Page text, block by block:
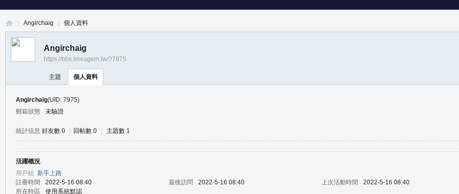
Angirchaig 個人資料
Angirchaig
https://bbs.lineagem.tw/?7975
主題 個人資料
Angirchaig(UID: 7975)
郵箱狀態
未驗證
統計信息 好友數 0 回帖數 0 主題數 1
活躍概況
用戶組 新手上路
註冊時間
2022-5-16 08:40 最後訪問 2022-5-16 08:40 上次活動時間 2022-5-16 08:40
所在時區
使用系統默認